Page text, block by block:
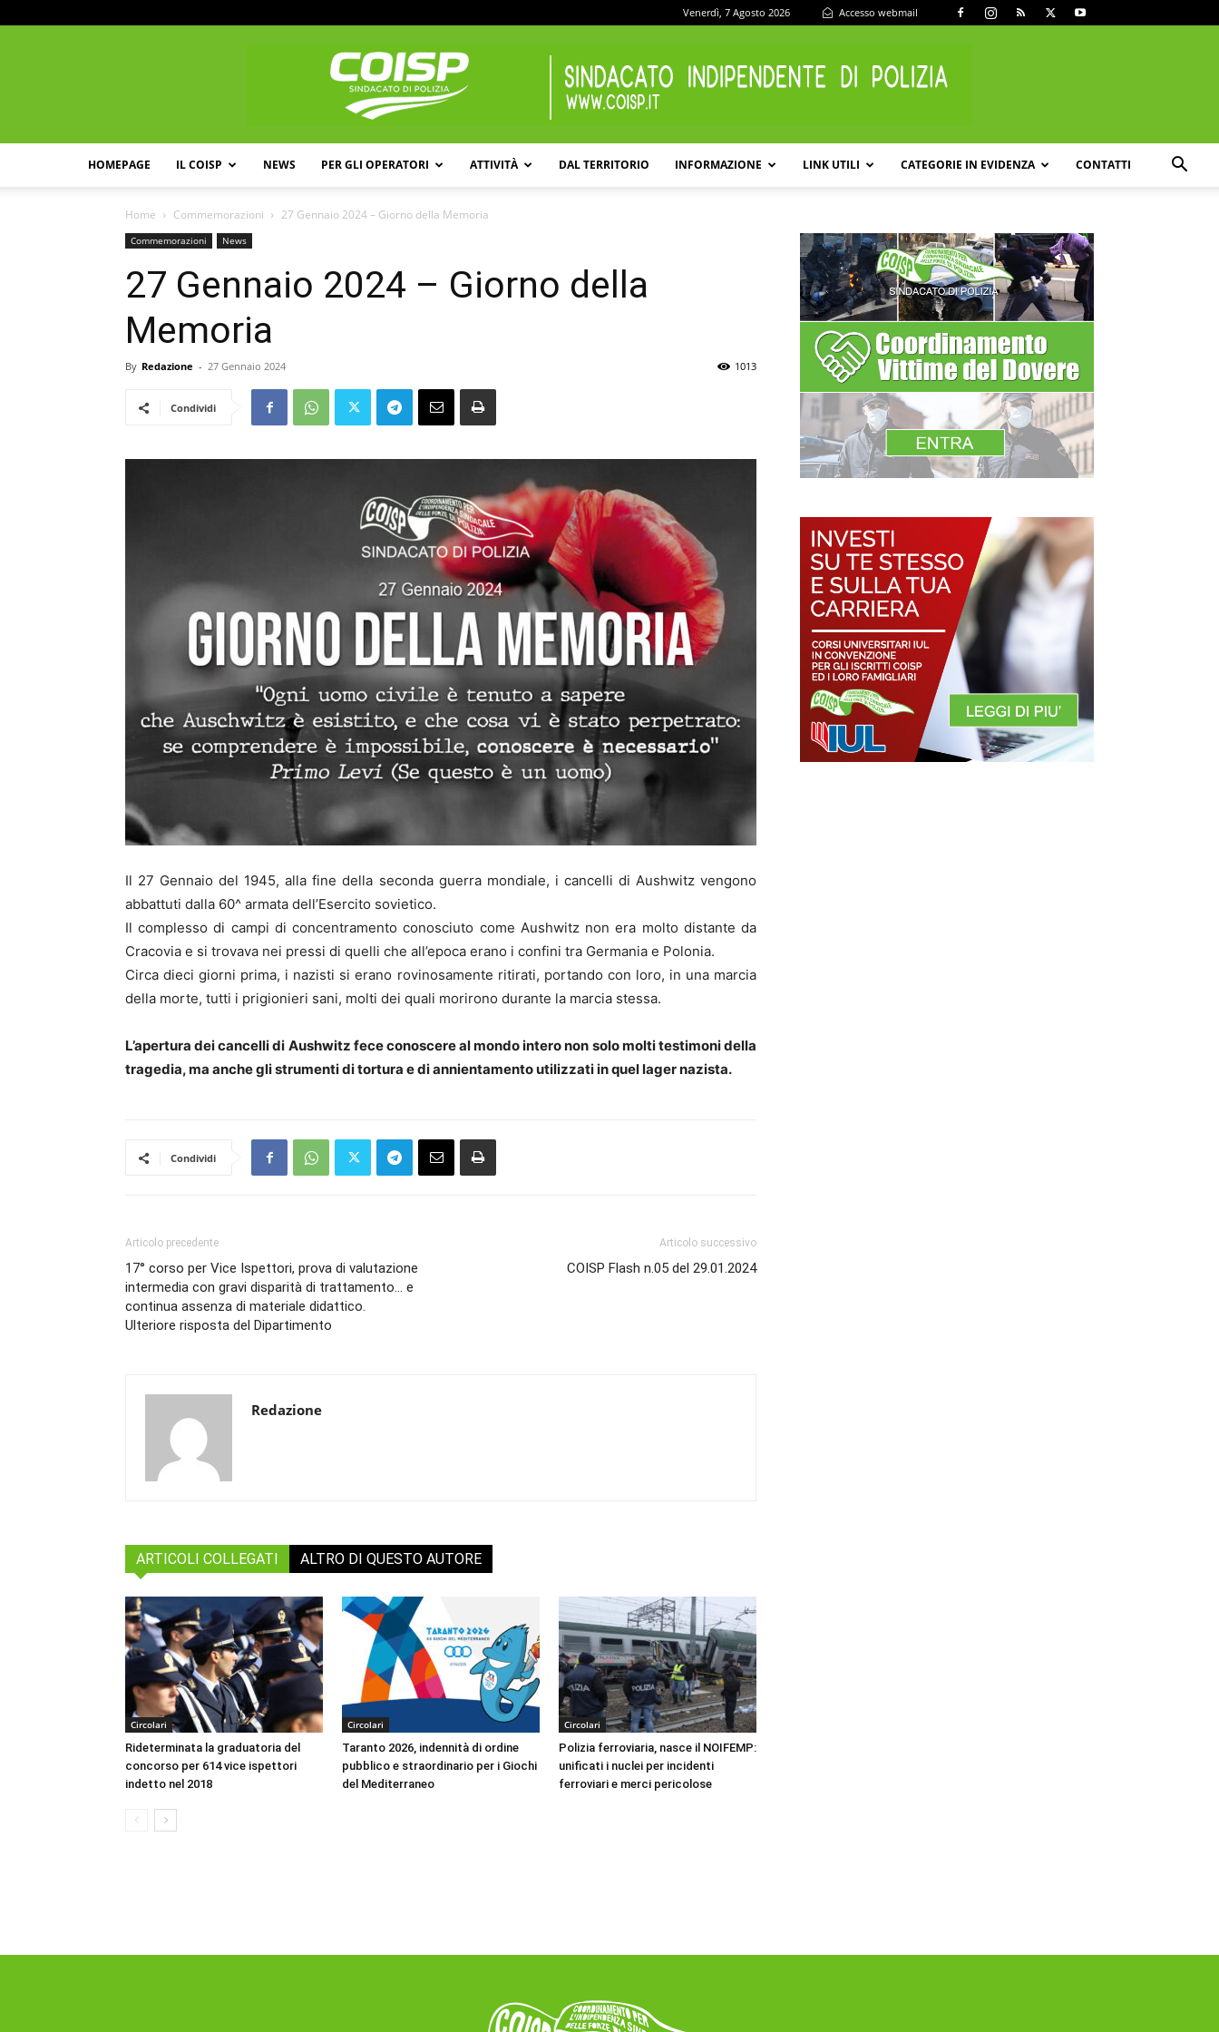
Venerdì, 7 Agosto 2026 Accesso webmail
HOMEPAGE IL COISP NEWS PER GLI OPERATORI ATTIVITÀ DAL TERRITORIO INFORMAZIONE LINK UTILI CATEGORIE IN EVIDENZA CONTATTI
Home Commemorazioni 27 Gennaio 2024 – Giorno della Memoria
Commemorazioni News
27 Gennaio 2024 – Giorno della
Memoria
By Redazione - 27 Gennaio 2024 1013
Condividi
Il 27 Gennaio del 1945, alla fine della seconda guerra mondiale, i cancelli di Aushwitz vengono
abbattuti dalla 60^ armata dell’Esercito sovietico.
Il complesso di campi di concentramento conosciuto come Aushwitz non era molto distante da
Cracovia e si trovava nei pressi di quelli che all’epoca erano i confini tra Germania e Polonia.
Circa dieci giorni prima, i nazisti si erano rovinosamente ritirati, portando con loro, in una marcia
della morte, tutti i prigionieri sani, molti dei quali morirono durante la marcia stessa.
L’apertura dei cancelli di Aushwitz fece conoscere al mondo intero non solo molti testimoni della
tragedia, ma anche gli strumenti di tortura e di annientamento utilizzati in quel lager nazista.
Condividi
Articolo precedente
17° corso per Vice Ispettori, prova di valutazione
intermedia con gravi disparità di trattamento… e
continua assenza di materiale didattico.
Ulteriore risposta del Dipartimento
Articolo successivo
COISP Flash n.05 del 29.01.2024
Redazione
ARTICOLI COLLEGATI ALTRO DI QUESTO AUTORE
Circolari
Rideterminata la graduatoria del
concorso per 614 vice ispettori
indetto nel 2018
Circolari
Taranto 2026, indennità di ordine
pubblico e straordinario per i Giochi
del Mediterraneo
Circolari
Polizia ferroviaria, nasce il NOIFEMP:
unificati i nuclei per incidenti
ferroviari e merci pericolose